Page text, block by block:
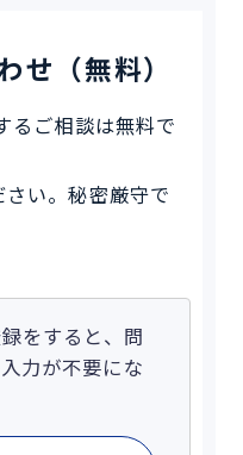
せ（無料）
るご相談は無料で
い。秘密厳守で
をすると、問
力が不要にな